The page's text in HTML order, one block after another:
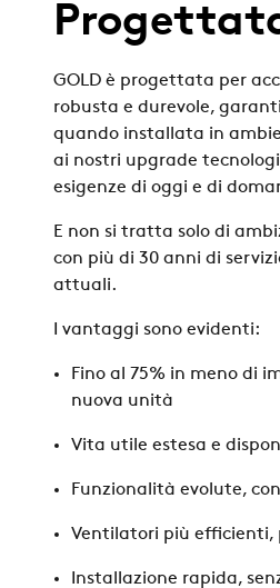
GOLD è progettata per
robusta e durevole,
quando installata in
ai nostri upgrade
esigenze di oggi e di
E non si tratta solo di
con più di 30 anni di
attuali.
I vantaggi sono evidenti:
Fino al 75% in meno di
nuova unità
Vita utile estesa e
Funzionalità evolute,
Ventilatori più efficienti,
Installazione rapida,